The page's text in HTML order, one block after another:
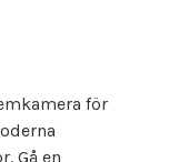
för
Gå en